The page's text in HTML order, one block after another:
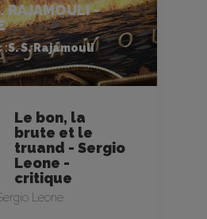
RAJAMOULI -
:S. S. Rajamouli
Le bon, la
brute et le
truand - Sergio
Leone -
critique
Leone